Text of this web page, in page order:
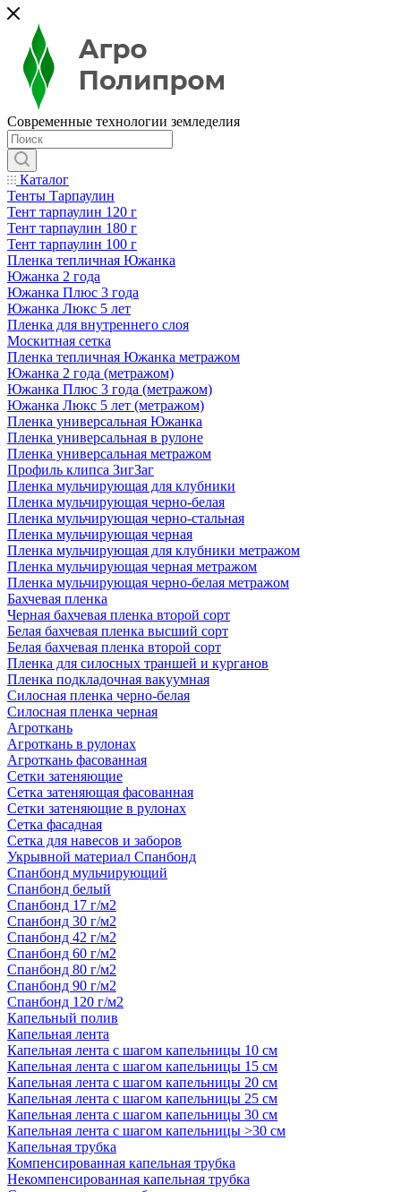
Современные технологии земледелия
Каталог
Тенты Тарпаулин
Тент тарпаулин 120 г
Тент тарпаулин 180 г
Тент тарпаулин 100 г
Пленка тепличная Южанка
Южанка 2 года
Южанка Плюс 3 года
Южанка Люкс 5 лет
Пленка для внутреннего слоя
Москитная сетка
Пленка тепличная Южанка метражом
Южанка 2 года (метражом)
Южанка Плюс 3 года (метражом)
Южанка Люкс 5 лет (метражом)
Пленка универсальная Южанка
Пленка универсальная в рулоне
Пленка универсальная метражом
Профиль клипса ЗигЗаг
Пленка мульчирующая для клубники
Пленка мульчирующая черно-белая
Пленка мульчирующая черно-стальная
Пленка мульчирующая черная
Пленка мульчирующая для клубники метражом
Пленка мульчирующая черная метражом
Пленка мульчирующая черно-белая метражом
Бахчевая пленка
Черная бахчевая пленка второй сорт
Белая бахчевая пленка высший сорт
Белая бахчевая пленка второй сорт
Пленка для силосных траншей и курганов
Пленка подкладочная вакуумная
Силосная пленка черно-белая
Силосная пленка черная
Агроткань
Агроткань в рулонах
Агроткань фасованная
Сетки затеняющие
Сетка затеняющая фасованная
Сетки затеняющие в рулонах
Сетка фасадная
Сетка для навесов и заборов
Укрывной материал Спанбонд
Спанбонд мульчирующий
Спанбонд белый
Спанбонд 17 г/м2
Спанбонд 30 г/м2
Спанбонд 42 г/м2
Спанбонд 60 г/м2
Спанбонд 80 г/м2
Спанбонд 90 г/м2
Спанбонд 120 г/м2
Капельный полив
Капельная лента
Капельная лента с шагом капельницы 10 см
Капельная лента с шагом капельницы 15 см
Капельная лента с шагом капельницы 20 см
Капельная лента с шагом капельницы 25 см
Капельная лента с шагом капельницы 30 см
Капельная лента с шагом капельницы >30 см
Капельная трубка
Компенсированная капельная трубка
Некомпенсированная капельная трубка